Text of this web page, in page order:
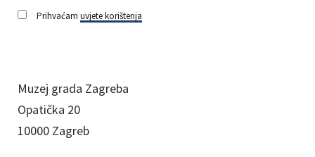
Prihvaćam uvjete korištenja
Muzej grada Zagreba
Opatička 20
10000 Zagreb